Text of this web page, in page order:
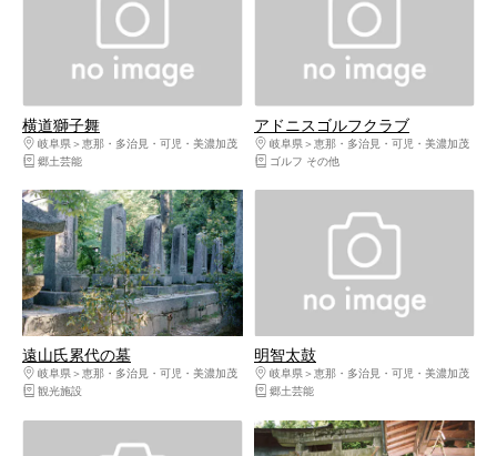
横道獅子舞
岐阜県
恵那・多治見・可児・美濃加茂
郷土芸能
アドニスゴルフクラブ
岐阜県
恵那・多治見・可児・美濃加茂
ゴルフ その他
遠山氏累代の墓
岐阜県
恵那・多治見・可児・美濃加茂
観光施設
明智太鼓
岐阜県
恵那・多治見・可児・美濃加茂
郷土芸能